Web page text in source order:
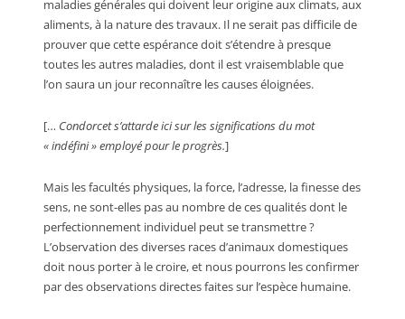
maladies générales qui doivent leur origine aux climats, aux
aliments, à la nature des travaux. Il ne serait pas difficile de
prouver que cette espérance doit s’étendre à presque
toutes les autres maladies, dont il est vraisemblable que
l’on saura un jour reconnaître les causes éloignées.
[… Condorcet s’attarde ici sur les significations du mot
« indéfini » employé pour le progrès.]
Mais les facultés physiques, la force, l’adresse, la finesse des
sens, ne sont-elles pas au nombre de ces qualités dont le
perfectionnement individuel peut se transmettre ?
L’observation des diverses races d’animaux domestiques
doit nous porter à le croire, et nous pourrons les confirmer
par des observations directes faites sur l’espèce humaine.